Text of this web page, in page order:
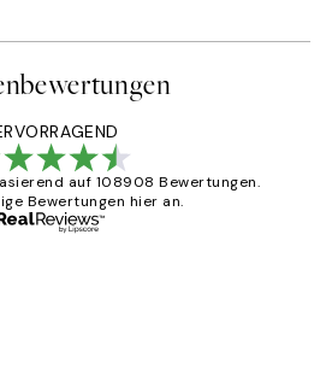
auf 108908 Bewertungen.
Bewertungen hier an.